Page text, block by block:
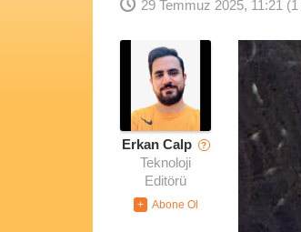
29 Temmuz 2025, 11:21 (1
Erkan Calp ?
Teknoloji
Editörü